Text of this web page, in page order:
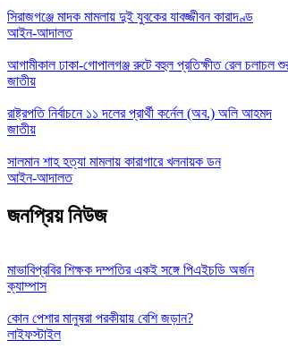
সিরাজগঞ্জে মাদক মামলায় দুই যুবকের যাবজ্জীবন কারাদণ্ড
আইন-আদালত
আগামীকাল ঢাকা-গোপালগঞ্জ রুটে বহুল প্রতিক্ষীত রেল চলাচল
জাতীয়
রাষ্ট্রপতি নির্বাচনে ১১ দলের প্রার্থী কর্নেল (অব.) অলি আহমদ
জাতীয়
সালমান শাহ হত্যা মামলায় কারাগারে খলনায়ক ডন
আইন-আদালত
জনপ্রিয় নিউজ
মাভাবিপ্রবির শিক্ষক দম্পতির একই সঙ্গে পিএইচডি অর্জন
ক্যাম্পাস
কোন পেশার মানুষরা পরকীয়ায় বেশি জড়ান?
লাইফস্টাইল